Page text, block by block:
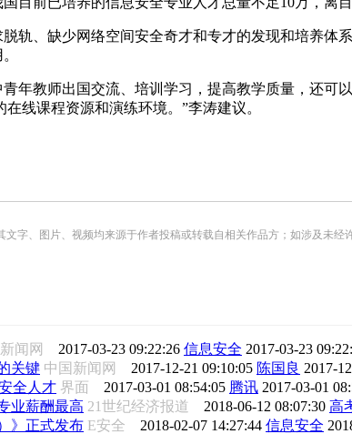
、缺少网络空间安全奇才和专才的发现和培养体
教师出国交流、培训学习，提高教学质量，还可
线课程资源和演练环境。”李涛建议。
字、图片、视频均来源于作者投稿或转载自相关作品方；如涉及未经
新闻网 2017-03-23 09:22:26 信息安全 2017-03-23
关键 中国新闻网 2017-12-21 09:10:05 陈国良 2017-
全人才 界面 2017-03-01 08:54:05 腾讯 2017-03-01
业薪酬最高 21世纪经济报道 2018-06-12 08:07:30 高
》正式发布 E安全 2018-02-07 14:27:44 信息安全